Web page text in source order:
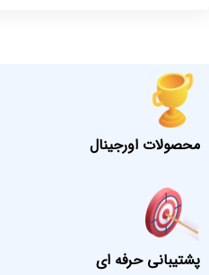
محصولات اورجینال
پشتیبانی حرفه ای